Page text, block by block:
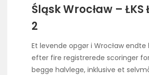
Śląsk Wrocław – ŁKS
2
Et levende opgør i Wrocław endte
efter fire registrerede scoringer
begge halvlege, inklusive et